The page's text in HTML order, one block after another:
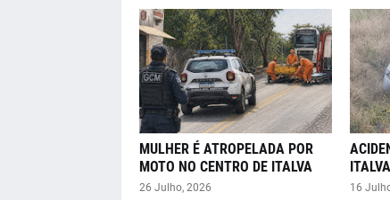
MULHER É ATROPELADA POR
MOTO NO CENTRO DE ITALVA
26 Julho, 2026
ITALVA
16